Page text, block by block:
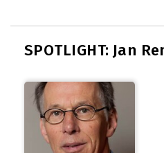
SPOTLIGHT: Jan